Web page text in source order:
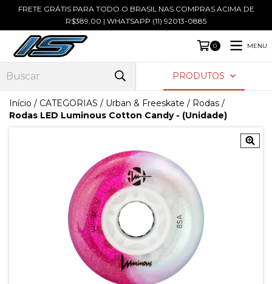
FRETE GRÁTIS PARA TODO O BRASIL NAS COMPRAS ACIMA DE
R$389,00 | WHATSAPP (11) 92013-0885
0 MENU
PRODUTOS
Início / CATEGORIAS / Urban & Freeskate / Rodas /
Rodas LED Luminous Cotton Candy - (Unidade)